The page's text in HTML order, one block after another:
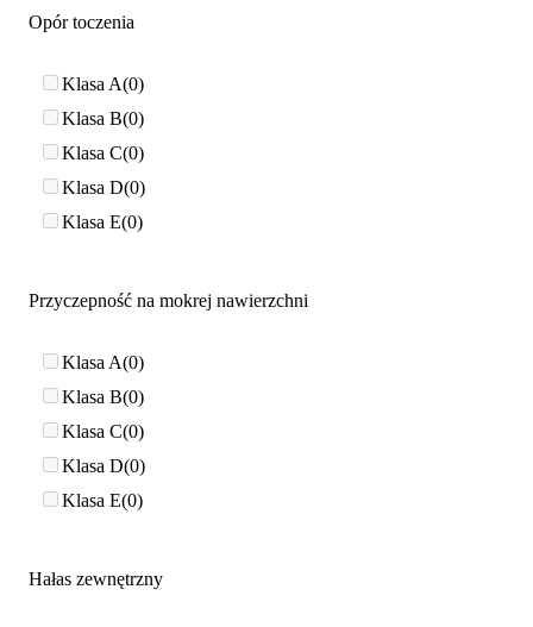
Opór toczenia
Klasa A 0
Klasa B 0
Klasa C 0
Klasa D 0
Klasa E 0
Przyczepność na mokrej nawierzchni
Klasa A 0
Klasa B 0
Klasa C 0
Klasa D 0
Klasa E 0
Hałas zewnętrzny